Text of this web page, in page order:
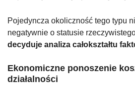
Pojedyncza okoliczność tego typu
negatywnie o statusie
decyduje analiza całokształtu
Ekonomiczne ponoszenie
działalności